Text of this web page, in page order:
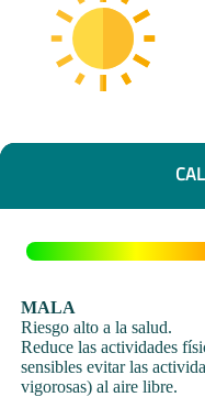
MALA
Riesgo alto a la salud.
Reduce las actividades
sensibles evitar las
vigorosas) al aire libre.